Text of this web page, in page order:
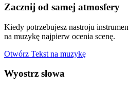
Zacznij od samej atmosfery
Kiedy potrzebujesz nastroju
na muzykę najpierw ocenia scenę.
Otwórz Tekst na muzykę
Wyostrz słowa